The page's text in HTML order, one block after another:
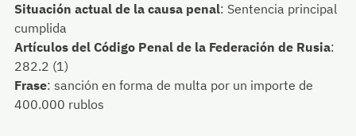
Situación actual de la causa penal: Sentencia principal
cumplida
Artículos del Código Penal de la Federación de Rusia:
282.2 (1)
Frase: sanción en forma de multa por un importe de
400.000 rublos